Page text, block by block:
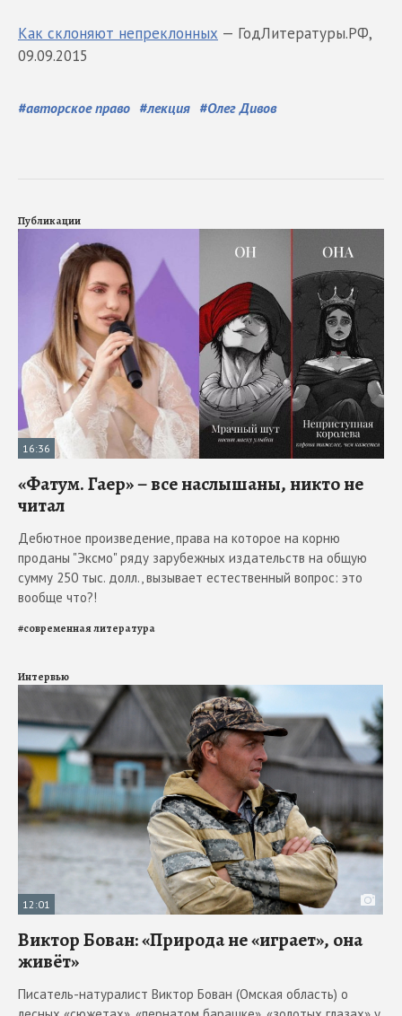
Как склоняют непреклонных — ГодЛитературы.РФ,
09.09.2015
#авторское право #лекция #Олег Дивов
Публикации
16:36
«Фатум. Гаер» – все наслышаны, никто не
читал
Дебютное произведение, права на которое на корню
проданы "Эксмо" ряду зарубежных издательств на общую
сумму 250 тыс. долл., вызывает естественный вопрос: это
вообще что?!
#современная литература
Интервью
12:01
Виктор Бован: «Природа не «играет», она
живёт»
Писатель-натуралист Виктор Бован (Омская область) о